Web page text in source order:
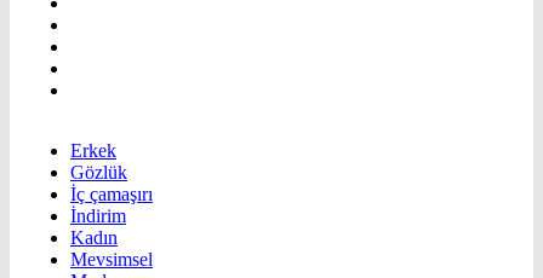
Erkek
Gözlük
İç çamaşırı
İndirim
Kadın
Mevsimsel